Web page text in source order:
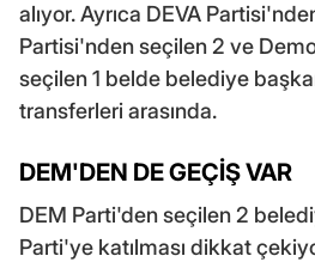
alıyor. Ayrıca DEVA
Partisi'nden seçilen 2 ve
seçilen 1 belde belediye
transferleri arasında.
DEM'DEN DE GEÇİŞ VAR
DEM Parti'den seçilen 2
Parti'ye katılması dikkat